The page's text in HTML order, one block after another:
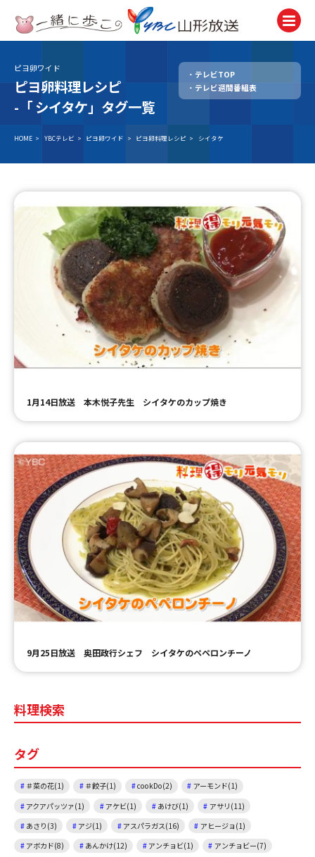
テレビ
TV
ニュース
アナウンサー
Announcer
イベント
Event
試写会・プレゼント
Present
ＹＢＣオンデマンド
ピヨ卵ワイド
ピヨ卵料理レシピ
-「シイタケ」タグ一覧
テレビTOP
テレビ週間番組表
HOME > YBCテレビ > ピヨ卵ワイド > ピヨ卵料理レシピ > シイタケ
1月14日放送 本木悦子先生 シイタケのカップ焼き
9月25日放送 奥田政行シェフ シイタケのペペロンチーノ
料理検索
タグ
＃菜の花(1) ＃餃子(1) cookDo(2)
アーモンド(1)
アクアパッツァ(1)
アケビ(1) あけび(1)
アサリ(11)
あさり(3)
アジ(1) アスパラガス(16)
アヒージョ(1)
アボカド(8)
あんかけ(12) アンチョビ(1)
アンチョビー(7)